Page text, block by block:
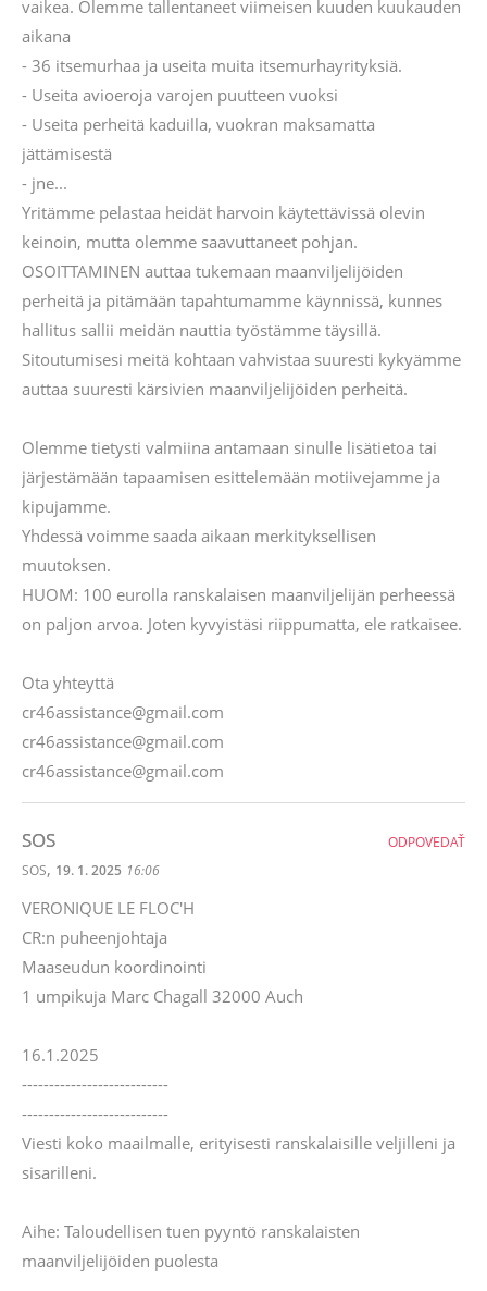
vaikea. Olemme tallentaneet viimeisen kuuden kuukauden
aikana
- 36 itsemurhaa ja useita muita itsemurhayrityksiä.
- Useita avioeroja varojen puutteen vuoksi
- Useita perheitä kaduilla, vuokran maksamatta
jättämisestä
- jne...
Yritämme pelastaa heidät harvoin käytettävissä olevin
keinoin, mutta olemme saavuttaneet pohjan.
OSOITTAMINEN auttaa tukemaan maanviljelijöiden
perheitä ja pitämään tapahtumamme käynnissä, kunnes
hallitus sallii meidän nauttia työstämme täysillä.
Sitoutumisesi meitä kohtaan vahvistaa suuresti kykyämme
auttaa suuresti kärsivien maanviljelijöiden perheitä.
Olemme tietysti valmiina antamaan sinulle lisätietoa tai
järjestämään tapaamisen esittelemään motiivejamme ja
kipujamme.
Yhdessä voimme saada aikaan merkityksellisen
muutoksen.
HUOM: 100 eurolla ranskalaisen maanviljelijän perheessä
on paljon arvoa. Joten kyvyistäsi riippumatta, ele ratkaisee.
Ota yhteyttä
cr46assistance@gmail.com
cr46assistance@gmail.com
cr46assistance@gmail.com
SOS
SOS, 19. 1. 2025 16:06
VERONIQUE LE FLOC'H
CR:n puheenjohtaja
Maaseudun koordinointi
1 umpikuja Marc Chagall 32000 Auch
16.1.2025
---------------------------
---------------------------
Viesti koko maailmalle, erityisesti ranskalaisille veljilleni ja
sisarilleni.
Aihe: Taloudellisen tuen pyyntö ranskalaisten
maanviljelijöiden puolesta
ODPOVEDAŤ